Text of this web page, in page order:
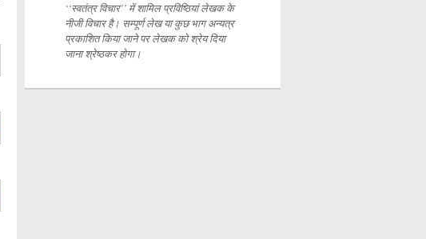
‘‘स्वतंत्र विचार’’ में शामिल प्रविष्ठियां लेखक के
नीजी विचार है। सम्पूर्ण लेख या कुछ भाग अन्यत्र
प्रकाशितकिया जाने पर लेखक को श्रेय दिया
जाना श्रेष्ठकर होगा।